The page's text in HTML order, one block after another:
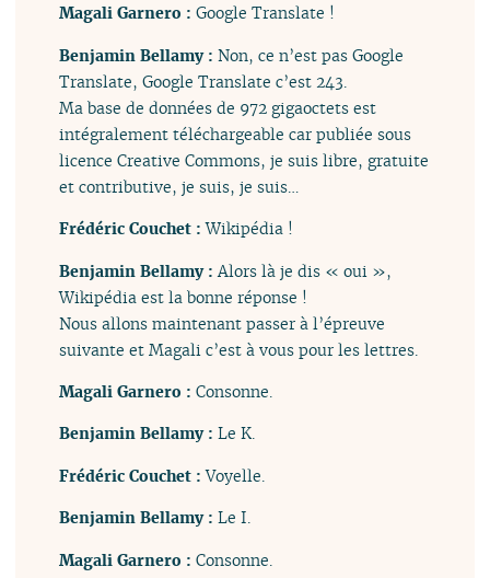
Magali Garnero :Google Translate !
Benjamin Bellamy :Non, ce n’est pas Google
Translate, Google Translate c’est 243.
Ma base de données de 972 gigaoctets est
intégralement téléchargeable car publiée sous
licence Creative Commons, je suis libre, gratuite
et contributive, je suis, je suis…
Frédéric Couchet :Wikipédia !
Benjamin Bellamy :Alors là je dis « oui »,
Wikipédia est la bonne réponse !
Nous allons maintenant passer à l’épreuve
suivante et Magali c’est à vous pour les lettres.
Magali Garnero :Consonne.
Benjamin Bellamy :Le K.
Frédéric Couchet :Voyelle.
Benjamin Bellamy :Le I.
Magali Garnero :Consonne.